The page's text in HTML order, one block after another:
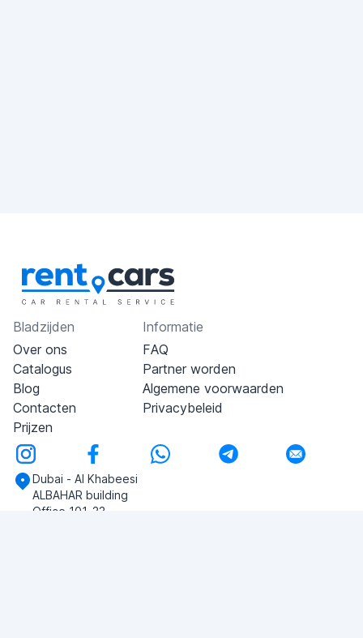
Bladzijden
Over ons
Catalogus
Blog
Contacten
Prijzen
Informatie
FAQ
Partner worden
Algemene voorwaarden
Privacybeleid
Dubai - Al Khabeesi
ALBAHAR building
Office 101-33